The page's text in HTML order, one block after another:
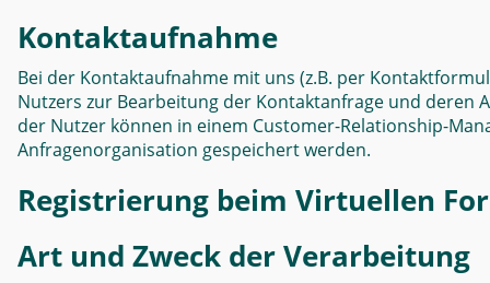
Kontaktaufnahme
Bei der Kontaktaufnahme mit uns (z.B. per
Nutzers zur Bearbeitung der Kontaktanfrage und deren
der Nutzer können in einem Customer-Relationship-
Anfragenorganisation gespeichert werden.
Registrierung beim Virtuellen
Art und Zweck der Verarbeitung